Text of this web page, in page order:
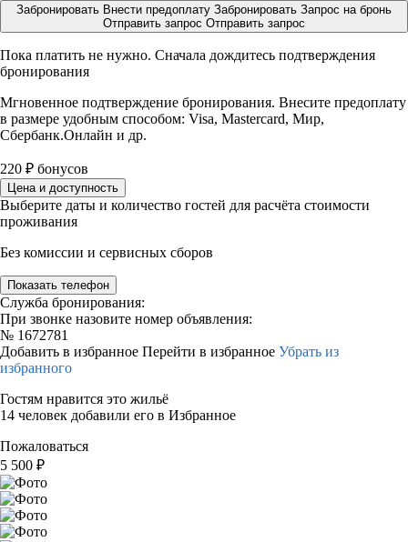
Забронировать Внести предоплату Забронировать Запрос на бронь
Отправить запрос Отправить запрос
Пока платить не нужно. Сначала дождитесь подтверждения
бронирования
Мгновенное подтверждение бронирования. Внесите предоплату
в размере удобным способом: Visa, Mastercard, Мир,
Сбербанк.Онлайн и др.
220 ₽ бонусов
Цена и доступность
Выберите даты и количество гостей для расчёта стоимости
проживания
Без комиссии и сервисных сборов
Показать телефон
Служба бронирования:
При звонке назовите номер объявления:
№ 1672781
Добавить в избранное Перейти в избранное Убрать из
избранного
Гостям нравится это жильё
14 человек добавили его в Избранное
Пожаловаться
5 500 ₽